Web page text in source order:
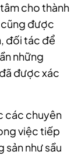
cho thành
cũng được
đối tác để
những
được xác
các chuyên
việc tiếp
như sầu